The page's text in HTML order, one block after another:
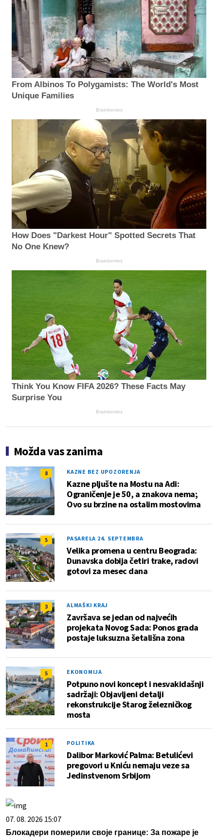
From Albinos To Polygamists: The World's Most
Unique Families
Brainberries
How Does "Darkest Hour" Spotted Secrets That
No One Knew?
Brainberries
Think You Know FIFA 2026? These Facts May
Surprise You
Brainberries
Možda vas zanima
8 KAZNE BEZ UPOZORENJA
Kazne pljušte na Mostu na Adi:
Ograničenje je 50, a znakova nema;
Ovo su brzine na ostalim mostovima
5 PASARELA 24. SEPTEMBRA
Velika promena u centru Beograda:
Dunavska dobija četiri trake, radovi
gotovi za mesec dana
3 ALMAŠKI KRAJ
Završava se jedan od najvećih
projekata Novog Sada: Ponos grada
postaje luksuzna šetališna zona
5 EKONOMIJA
Potpuno novi koncept i nesvakidašnji
sadržaji: Objavljeni detalji
rekonstrukcije Starog železničkog
mosta
1 POLITIKA
Dalibor Marković Palma: Betulićevi
pregovori u Kniću nemaju veze sa
Jedinstvenom Srbijom
07. 08. 2026 15:07
Блокадери померили своје границе: За пожаре је